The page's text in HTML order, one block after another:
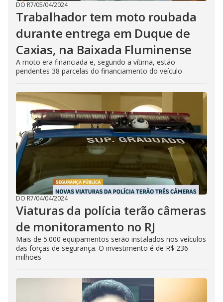
DO R7/05/04/2024
Trabalhador tem moto roubada
durante entrega em Duque de
Caxias, na Baixada Fluminense
A moto era financiada e, segundo a vítima, estão
pendentes 38 parcelas do financiamento do veículo
DO R7/04/04/2024
Viaturas da polícia terão câmeras
de monitoramento no RJ
Mais de 5.000 equipamentos serão instalados nos veículos
das forças de segurança. O investimento é de R$ 236
milhões